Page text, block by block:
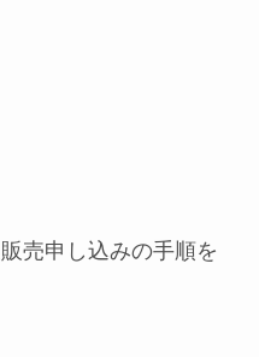
売申し込みの手順を